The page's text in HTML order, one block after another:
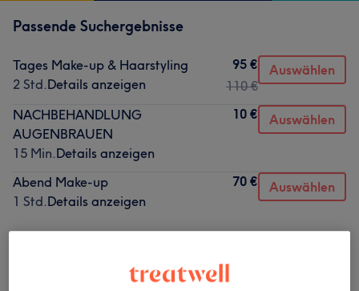
Passende Suchergebnisse
Tages Make-up & Haarstyling
2 Std.Details anzeigen
95 €
110 €
Auswählen
NACHBEHANDLUNG
AUGENBRAUEN
15 Min.Details anzeigen
10 € Auswählen
Abend Make-up
1 Std.Details anzeigen
70 € Auswählen